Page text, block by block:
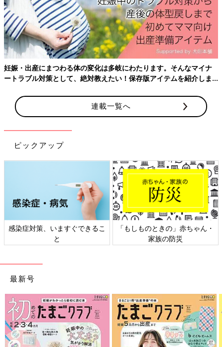
立てかけて収納もできますが、フックがついているので浮かせる
収納も可能。わが家ではS字フックで目がつくところにつるして
収納しています。遊びたいときは自分で中身を取り出して遊んで
いますが、お片づけは練習中です（汗）。
セリアの「木製仕切りケース」でおしゃれにミニカ
ー収納
最近では 3COINSの「ミニカー収納棚」など、ミニカーを“見せる
収納”がはやっていますよね。セリアの「木製仕切りケース」
（税込110円）を使えば、気軽にミニカーの見せる収納が作れち
ゃいます！
妊娠・出産にまつわる体の変化は多岐にわたります。そんなマイナ
ートラブル対策として、絶対教えたい！保存版アイテムを紹介しま
連載一覧へ
ピックアップ
感染症対策、いますぐできるこ
と
「もしものときの」赤ちゃん・
家族の防災
最新号